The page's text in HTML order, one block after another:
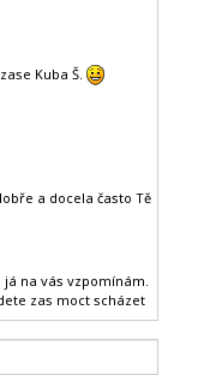
Kuba Š.
a docela často Tě
na vás vzpomínám.
zas moct scházet